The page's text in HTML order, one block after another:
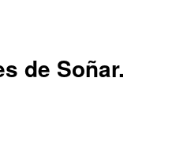
de Soñar.